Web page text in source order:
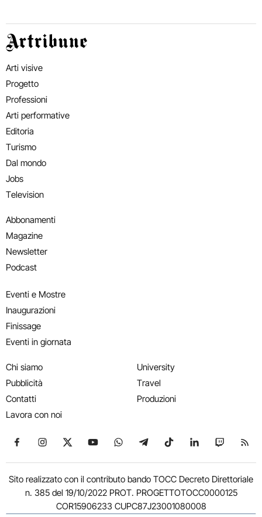
Artribune
Arti visive
Progetto
Professioni
Arti performative
Editoria
Turismo
Dal mondo
Jobs
Television
Abbonamenti
Magazine
Newsletter
Podcast
Eventi e Mostre
Inaugurazioni
Finissage
Eventi in giornata
Chi siamo
Pubblicità
Contatti
Lavora con noi
University
Travel
Produzioni
Seguici su Facebook
Seguici su Instagram
Seguici su X
Seguici su YouTube
Seguici su WhatsApp
Seguici su Telegram
Seguici su TikTok
Seguici su
Seguici
Sito realizzato con il contributo bando TOCC Decreto Direttoriale
n. 385 del 19/10/2022 PROT. PROGETTOTOCC0000125
COR15906233 CUPC87J23001080008